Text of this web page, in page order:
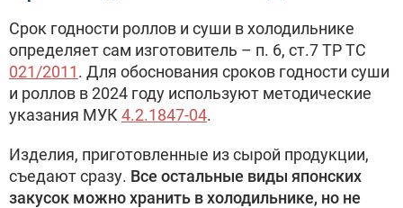
Срок годности роллов и суши в холодильнике
определяет сам изготовитель – п. 6, ст.7 ТР ТС
021/2011. Для обоснования сроков годности суши
и роллов в 2024 году используют методические
указания МУК 4.2.1847-04.
Изделия, приготовленные из сырой продукции,
съедают сразу. Все остальные виды японских
закусок можно хранить в холодильнике, но не